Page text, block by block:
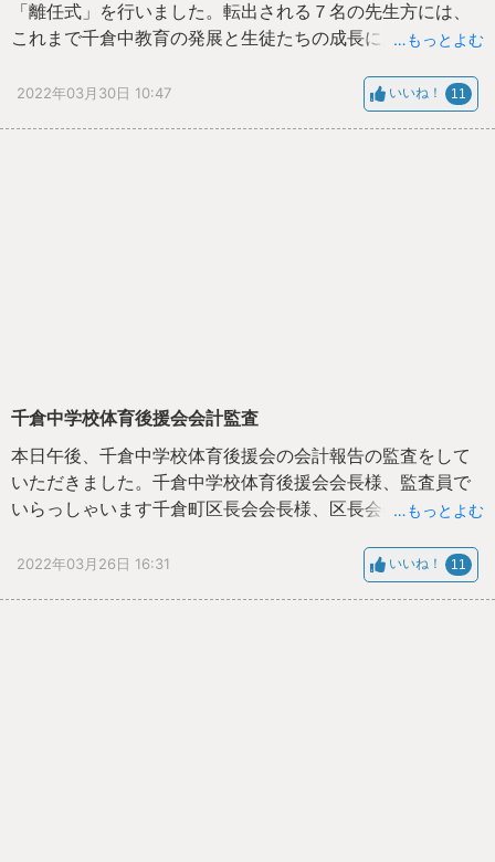
「離任式」を行いました。転出される７名の先生方には、
これまで千倉中教育の発展と生徒たちの成長に多大なるご
これからもご健康に留意され、新天地でのご活躍を祈念い
…もっとよむ
2022年03月30日 10:47 いいね！ 11
千倉中学校体育後援会会計監査
本日午後、千倉中学校体育後援会の会計報告の監査をして
いただきました。千倉中学校体育後援会会長様、監査員で
いらっしゃいます千倉町区長会会長様、区長会会計様の皆
学校体育後援会会計報告の監査をしていただきました。
４月２８日（木）に本校体育館にて体育後援会の総会を行
…もっとよむ
2022年03月26日 16:31 いいね！ 11